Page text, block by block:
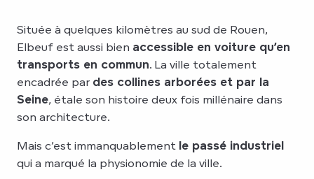
Située à quelques kilomètres au sud de Rouen,
Elbeuf est aussi bien accessible en voiture qu’en
transports en commun. La ville totalement
encadrée par des collines arborées et par la
Seine, étale son histoire deux fois millénaire dans
son architecture.
Mais c’est immanquablement le passé industriel
qui a marqué la physionomie de la ville.